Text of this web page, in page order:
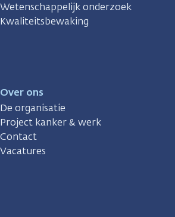
Wetenschappelijk onderzoek
Kwaliteitsbewaking
Over ons
De organisatie
Project kanker & werk
Contact
Vacatures